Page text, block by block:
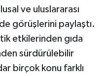
ve uluslararası
görüşlerini paylaştı.
etkilerinden gıda
sürdürülebilir
birçok konu farklı